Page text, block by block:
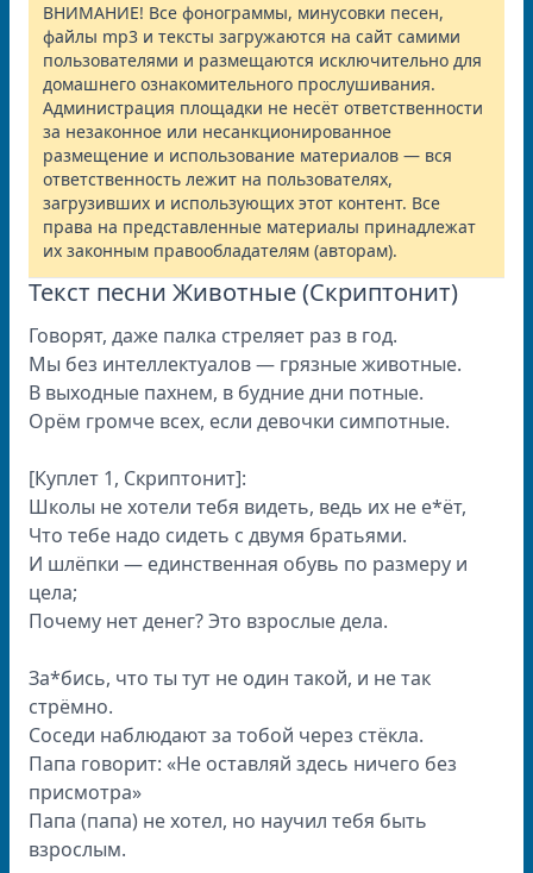
ВНИМАНИЕ! Все фонограммы, минусовки песен,
файлы mp3 и тексты загружаются на сайт самими
пользователями и размещаются исключительно для
домашнего ознакомительного прослушивания.
Администрация площадки не несёт ответственности
за незаконное или несанкционированное
размещение и использование материалов — вся
ответственность лежит на пользователях,
загрузивших и использующих этот контент. Все
права на представленные материалы принадлежат
их законным правообладателям (авторам).
Текст песни Животные (Скриптонит)
Говорят, даже палка стреляет раз в год.
Мы без интеллектуалов — грязные животные.
В выходные пахнем, в будние дни потные.
Орём громче всех, если девочки симпотные.
[Куплет 1, Скриптонит]:
Школы не хотели тебя видеть, ведь их не е*ёт,
Что тебе надо сидеть с двумя братьями.
И шлёпки — единственная обувь по размеру и
цела;
Почему нет денег? Это взрослые дела.
За*бись, что ты тут не один такой, и не так
стрёмно.
Соседи наблюдают за тобой через стёкла.
Папа говорит: «Не оставляй здесь ничего без
присмотра»
Папа (папа) не хотел, но научил тебя быть
взрослым.